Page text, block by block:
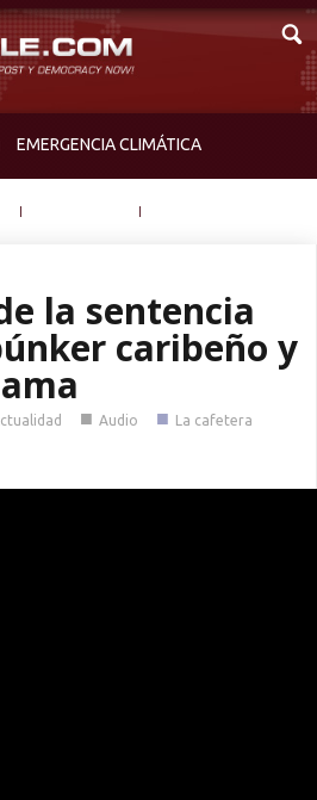
EMERGENCIA CLIMÁTICA
la sentencia
caribeño y
■ Audio ■ La cafetera